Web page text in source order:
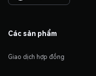
Các sản phẩm
Giao dịch hợp đồng